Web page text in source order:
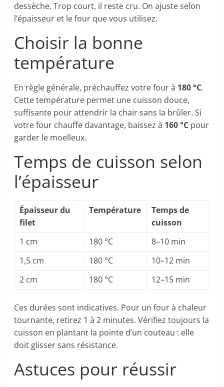
dessèche. Trop court, il reste cru. On ajuste selon
l’épaisseur et le four que vous utilisez.
Choisir la bonne
température
En règle générale, préchauffez votre four à 180 °C.
Cette température permet une cuisson douce,
suffisante pour attendrir la chair sans la brûler. Si
votre four chauffe davantage, baissez à 160 °C pour
garder le moelleux.
Temps de cuisson selon
l’épaisseur
Épaisseur du
filet
Température
Temps de
cuisson
1 cm
180 °C
8–10 min
1,5 cm
180 °C
10–12 min
2 cm
180 °C 12–15 min
Ces durées sont indicatives. Pour un four à chaleur
tournante, retirez 1 à 2 minutes. Vérifiez toujours la
cuisson en plantant la pointe d’un couteau : elle
doit glisser sans résistance.
Astuces pour réussir